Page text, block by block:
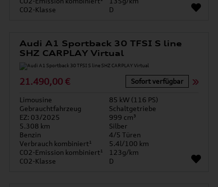
CO2-Klasse
D
Audi A1 Sportback 30 TFSI S line
SHZ CARPLAY Virtual
21.490,00 € Sofort verfügbar
Limousine
85 kW (116 PS)
Gebrauchtfahrzeug
Schaltgetriebe
EZ: 03/2025
999 cm³
5.308 km
Silber
Benzin
4/5 Türen
Verbrauch kombiniert¹
5.4l/100 km
CO2-Emission kombiniert¹
123g/km
CO2-Klasse
D